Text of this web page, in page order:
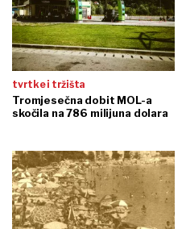
tvrtke i tržišta
Tromjesečna dobit MOL-a
skočila na 786 milijuna dolara